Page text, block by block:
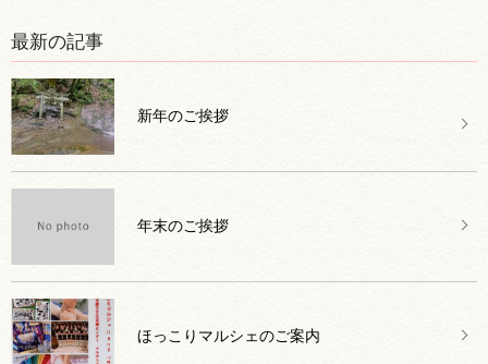
最新の記事
新年のご挨拶
年末のご挨拶
ほっこりマルシェのご案内